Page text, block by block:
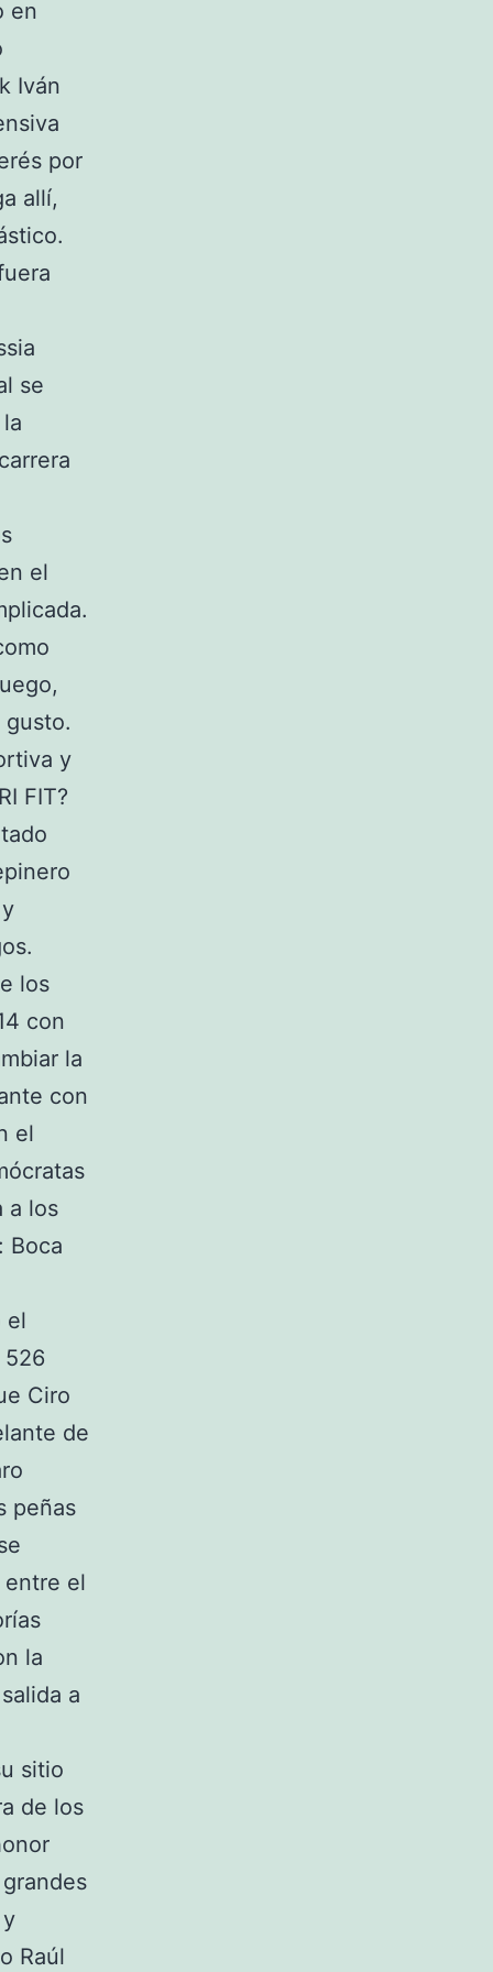
en
Iván
por
allí,
se
el
y
FIT?
los
con
la
con
el
a los
Boca
el
Ciro
de
peñas
entre el
la
a
sitio
de los
Raúl